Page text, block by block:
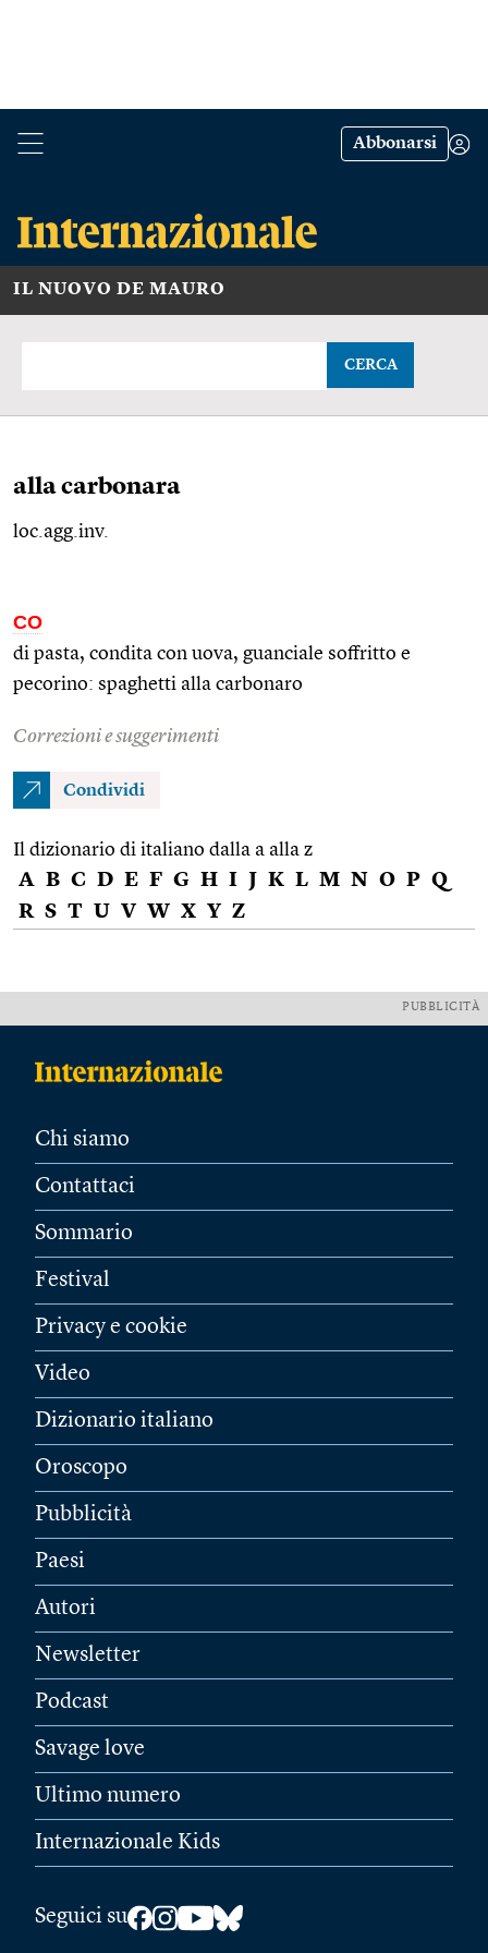
Abbonarsi
IL NUOVO DE MAURO
CERCA
alla carbonara
loc.agg.inv.
CO
di pasta, condita con uova, guanciale soffritto e
pecorino: spaghetti alla carbonaro
Correzioni e suggerimenti
Condividi
Il dizionario di italiano dalla a alla z
A B C D E F G H I J K L M N O P Q
R S T U V W X Y Z
PUBBLICITÀ
Chi siamo
Contattaci
Sommario
Festival
Privacy e cookie
Video
Dizionario italiano
Oroscopo
Pubblicità
Paesi
Autori
Newsletter
Podcast
Savage love
Ultimo numero
Internazionale Kids
Seguici su